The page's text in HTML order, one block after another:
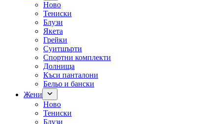
Ново
Тениски
Блузи
Якета
Грейки
Суитшърти
Спортни комплекти
Долнища
Къси панталони
Бельо и бански
Жени
Ново
Тениски
Блузи